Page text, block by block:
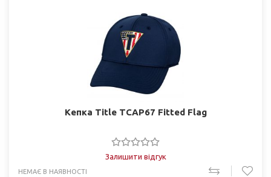
Кепка Title TCAP67 Fitted Flag
Залишити відгук
НЕМАЄ В НАЯВНОСТІ